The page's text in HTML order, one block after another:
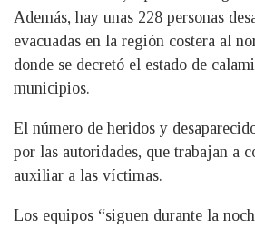
Además, hay unas 228 personas
evacuadas en la región costera al
donde se decretó el estado de
municipios.
El número de heridos y
por las autoridades, que trabajan a
auxiliar a las víctimas.
Los equipos “siguen durante la